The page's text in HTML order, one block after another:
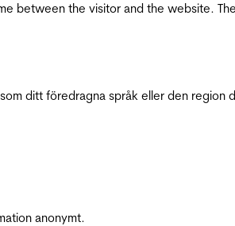
between the visitor and the website.
ditt föredragna språk eller den region
anonymt.